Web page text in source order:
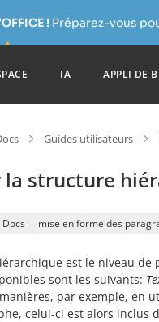
!Préparez-vous
IA APPLI DE
Guides utilisateurs
la structure
Docs mise en forme des
est le niveau
sont les suivants:
par exemple, en
celui-ci est alors inclus